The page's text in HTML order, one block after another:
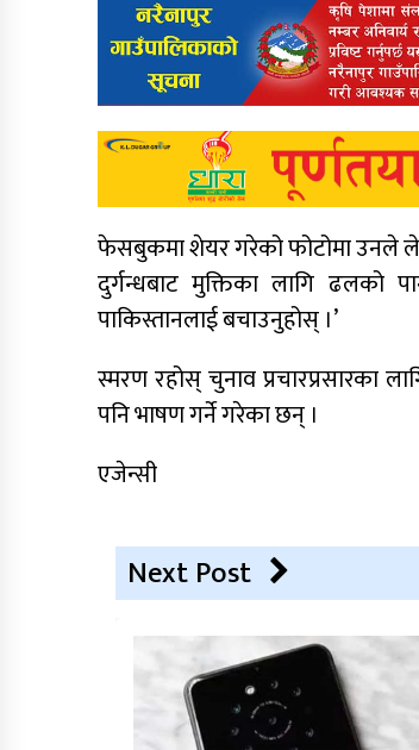
फेसबुकमा शेयर गरेको फोटोमा उनले
दुर्गन्धबाट मुक्तिका लागि ढलको
पाकिस्तानलाई बचाउनुहोस् ।’
स्मरण रहोस् चुनाव प्रचारप्रसारका
पनि भाषण गर्ने गरेका छन् ।
एजेन्सी
Next Post